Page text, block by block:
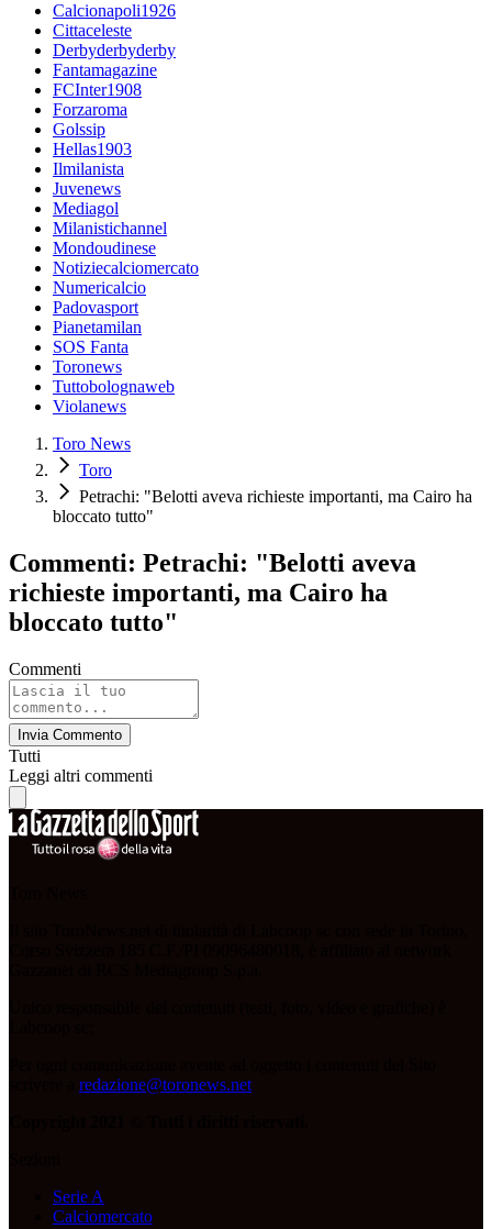
Calcionapoli1926
Cittaceleste
Derbyderbyderby
Fantamagazine
FCInter1908
Forzaroma
Golssip
Hellas1903
Ilmilanista
Juvenews
Mediagol
Milanistichannel
Mondoudinese
Notiziecalciomercato
Numericalcio
Padovasport
Pianetamilan
SOS Fanta
Toronews
Tuttobolognaweb
Violanews
Toro News
Toro
Petrachi: "Belotti aveva richieste importanti, ma Cairo ha
bloccato tutto"
Commenti: Petrachi: "Belotti aveva
richieste importanti, ma Cairo ha
bloccato tutto"
Commenti
Invia Commento
Tutti
Leggi altri commenti
redazione@toronews.net
Serie A
Calciomercato